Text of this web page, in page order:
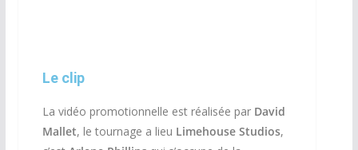
Le clip
La vidéo promotionnelle est réalisée par David
Mallet, le tournage a lieu Limehouse Studios,